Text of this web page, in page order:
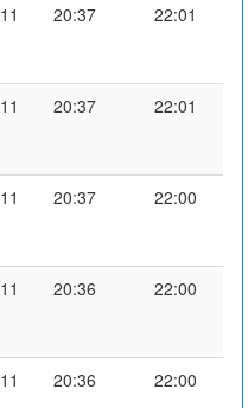
20:37 22:01
20:37 22:01
20:37 22:00
20:36 22:00
20:36 22:00